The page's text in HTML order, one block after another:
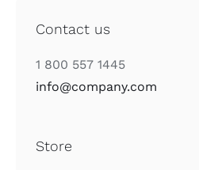
Contact us
1 800 557 1445
info@company.com
Store